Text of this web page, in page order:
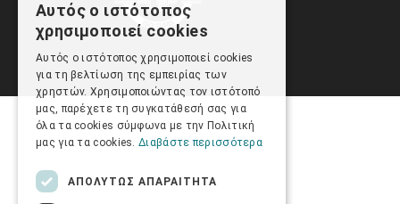
Αυτός ο ιστότοπος
χρησιμοποιεί cookies
Αυτός ο ιστότοπος χρησιμοποιεί cookies
για τη βελτίωση της εμπειρίας των
χρηστών. Χρησιμοποιώντας τον ιστότοπό
μας, παρέχετε τη συγκατάθεσή σας για
όλα τα cookies σύμφωνα με την Πολιτική
μας για τα cookies. Διαβάστε περισσότερα
ΑΠΟΛΎΤΩΣ ΑΠΑΡΑΊΤΗΤΑ